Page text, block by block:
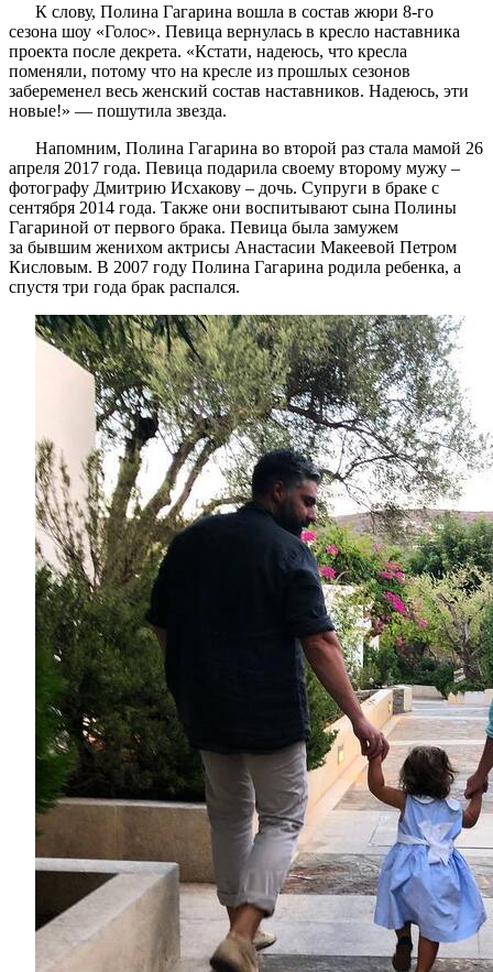
К слову, Полина Гагарина вошла в состав жюри 8-го
сезона шоу «Голос». Певица вернулась в кресло наставника
проекта после декрета. «Кстати, надеюсь, что кресла
поменяли, потому что на кресле из прошлых сезонов
забеременел весь женский состав наставников. Надеюсь, эти
новые!» — пошутила звезда.
Напомним, Полина Гагарина во второй раз стала мамой 26
апреля 2017 года. Певица подарила своему второму мужу –
фотографу Дмитрию Исхакову – дочь. Супруги в браке с
сентября 2014 года. Также они воспитывают сына Полины
Гагариной от первого брака. Певица была замужем
за бывшим женихом актрисы Анастасии Макеевой Петром
Кисловым. В 2007 году Полина Гагарина родила ребенка, а
спустя три года брак распался.